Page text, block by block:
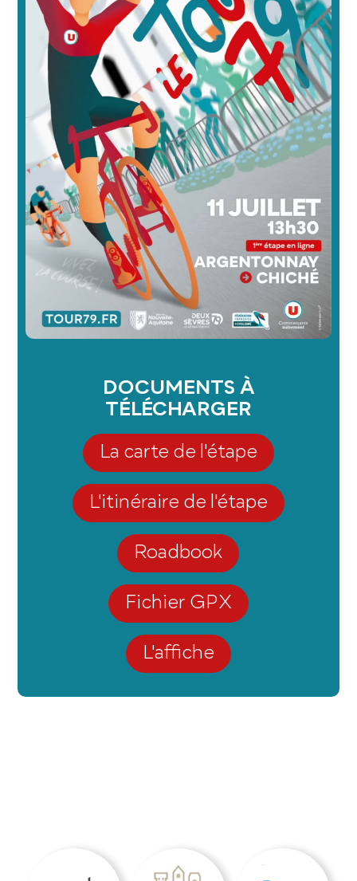
DOCUMENTS À
TÉLÉCHARGER
La carte de l'étape
L'itinéraire de l'étape
Roadbook
Fichier GPX
L'affiche